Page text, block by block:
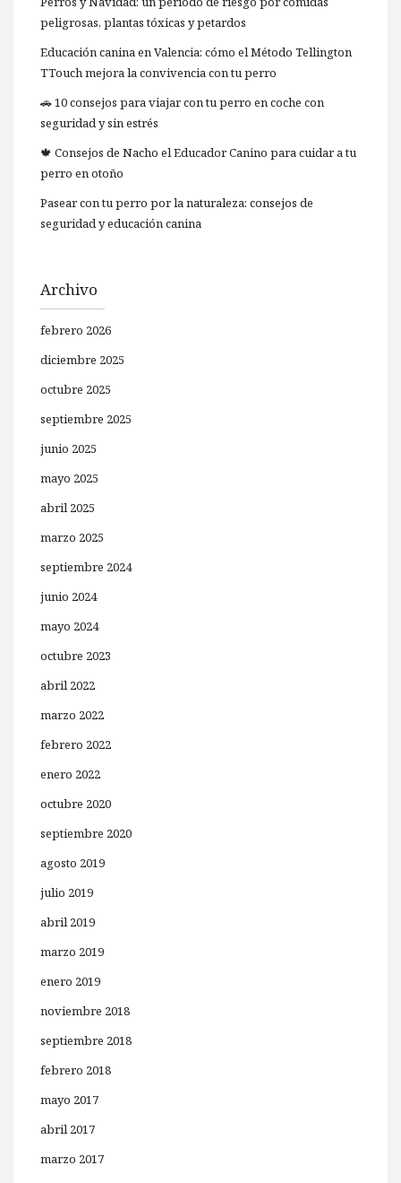
peligrosas, plantas tóxicas y petardos
Educación canina en Valencia: cómo el Método Tellington
TTouch mejora la convivencia con tu perro
🚗 10 consejos para viajar con tu perro en coche con
seguridad y sin estrés
🍁 Consejos de Nacho el Educador Canino para cuidar a tu
perro en otoño
Pasear con tu perro por la naturaleza: consejos de
seguridad y educación canina
Archivo
febrero 2026
diciembre 2025
octubre 2025
septiembre 2025
junio 2025
mayo 2025
abril 2025
marzo 2025
septiembre 2024
junio 2024
mayo 2024
octubre 2023
abril 2022
marzo 2022
febrero 2022
enero 2022
octubre 2020
septiembre 2020
agosto 2019
julio 2019
abril 2019
marzo 2019
enero 2019
noviembre 2018
septiembre 2018
febrero 2018
mayo 2017
abril 2017
marzo 2017